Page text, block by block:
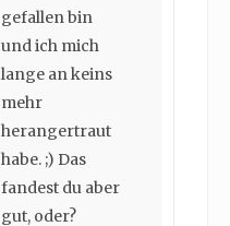
gefallen bin
und ich mich
lange an keins
mehr
herangertraut
habe. ;) Das
fandest du aber
gut, oder?